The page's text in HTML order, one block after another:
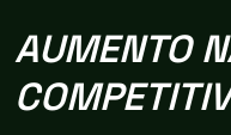
AUMENTO